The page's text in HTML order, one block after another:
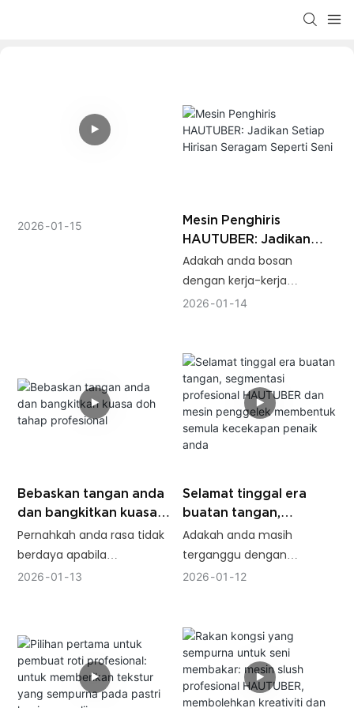
2026 01 15
Mesin Penghiris
HAUTUBER: Jadikan
Setiap Hirisan Seragam
Seperti Seni
Adakah anda bosan
dengan kerja-kerja
menghiris roti secara
hangat membakar roti di
rumah atau keperluan
dapur profesional yang
cekap, penghiris roti yang
andal dapat mengubah
telah mereka bentuk
penghiris roti gred
profesional ini dengan teliti
untuk anda,
menggabungkan teknologi
membantu anda
mencapai penghirisan
yang sempurna dengan
mudah dan meningkatkan
2026 01 14
Bebaskan tangan anda
dan bangkitkan kuasa
doh tahap profesional
Pernahkah anda rasa tidak
berdaya apabila
berhadapan dengan doh
anda dan membangkitkan
kekuatan doh tahap
profesional? Adakah anda
mengidamkan gluten ideal
2026 01 13
Selamat tinggal era
buatan tangan,
segmentasi profesional
HAUTUBER dan mesin
penggelek membentuk
Adakah anda masih
terganggu dengan
segmentasi doh yang tidak
payah? Operasi manual
bukan sahaja tidak cekap,
tetapi juga menyukarkan
untuk mengekalkan kualiti
2026 01 12